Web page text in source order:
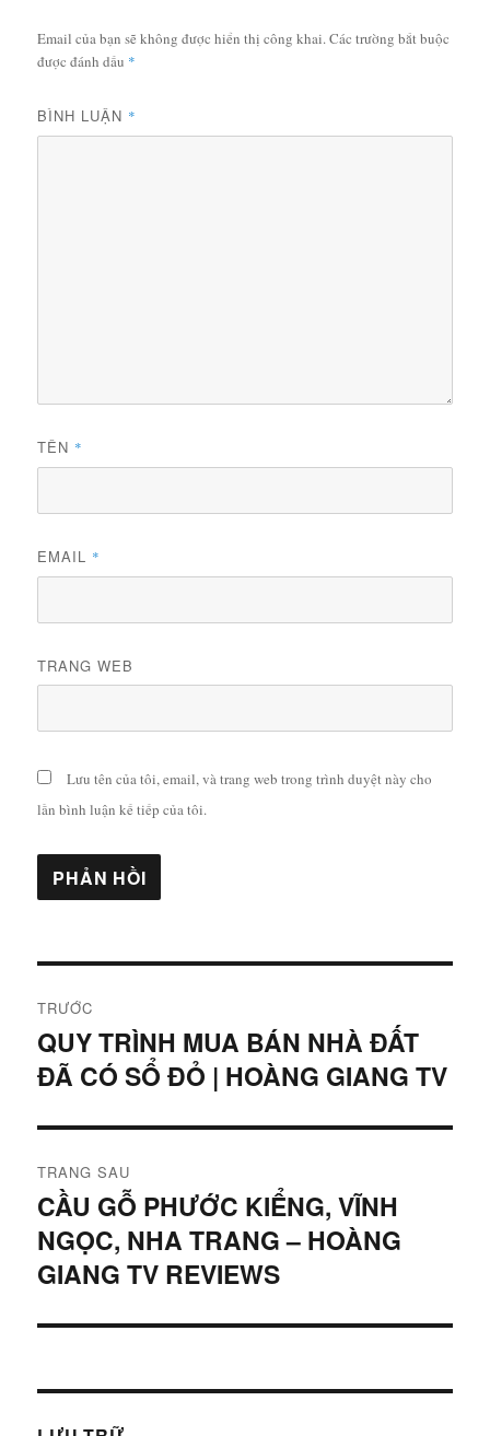
Email của bạn sẽ không được hiển thị công khai.Các trường bắt buộc
được đánh dấu *
BÌNH LUẬN *
TÊN *
EMAIL *
TRANG WEB
Lưu tên của tôi, email, và trang web trong trình duyệt này cho
lần bình luận kế tiếp của tôi.
hướng
bài
viết
TRƯỚC
Bài
viết
QUY TRÌNH MUA BÁN NHÀ ĐẤT
ĐÃ CÓ SỔ ĐỎ | HOÀNG GIANG TV
TRANG SAU
Bài
tiếp
theo:
CẦU GỖ PHƯỚC KIỂNG, VĨNH
NGỌC, NHA TRANG – HOÀNG
GIANG TV REVIEWS